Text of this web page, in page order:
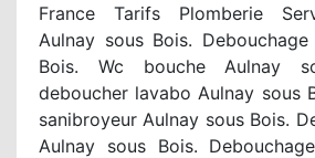
France Tarifs Plomberie
Aulnay sous Bois.
Bois. Wc bouche Aulnay
deboucher lavabo Aulnay sous
sanibroyeur Aulnay sous Bois.
Aulnay sous Bois.